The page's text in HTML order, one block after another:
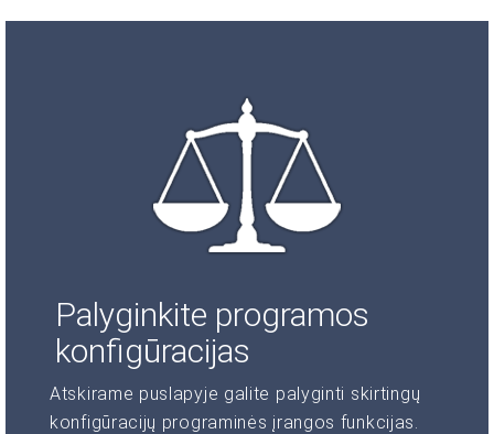
Palyginkite programos
konfigūracijas
Atskirame puslapyje galite palyginti skirtingų
konfigūracijų programinės įrangos funkcijas.